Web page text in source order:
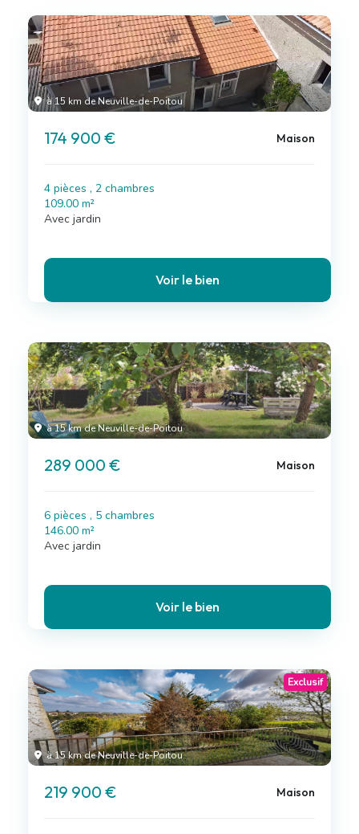
à 15 km de Neuville-de-Poitou
174 900 € Maison
4 pièces , 2 chambres
109.00 m²
Avec jardin
Voir le bien
à 15 km de Neuville-de-Poitou
289 000 € Maison
6 pièces , 5 chambres
146.00 m²
Avec jardin
Voir le bien
à 15 km de Neuville-de-Poitou
Exclusif
219 900 € Maison